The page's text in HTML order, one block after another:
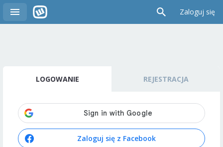
Zaloguj się
LOGOWANIE REJESTRACJA
Zaloguj się z Facebook